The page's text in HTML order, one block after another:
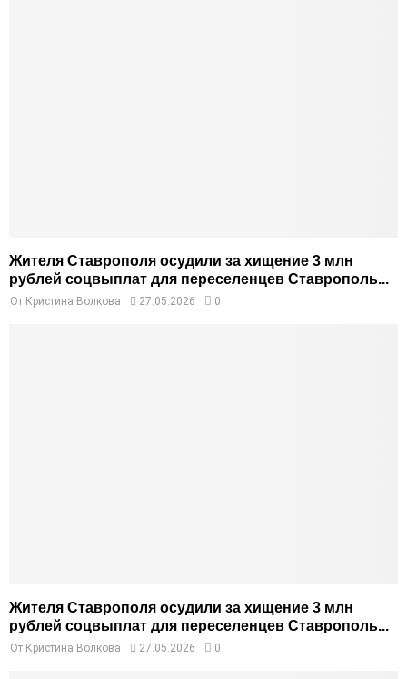
Жителя Ставрополя осудили за хищение 3 млн
рублей соцвыплат для переселенцев Ставрополь...
От Кристина Волкова 27.05.2026 0
Жителя Ставрополя осудили за хищение 3 млн
рублей соцвыплат для переселенцев Ставрополь...
От Кристина Волкова 27.05.2026 0